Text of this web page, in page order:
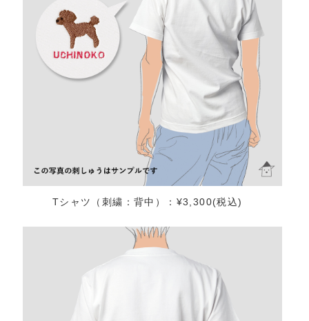
Tシャツ（刺繍：背中）：¥3,300(税込)